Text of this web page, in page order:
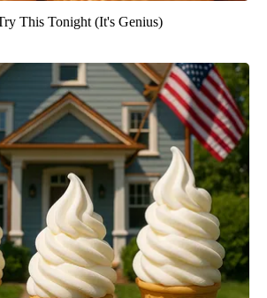
This Tonight (It's Genius)